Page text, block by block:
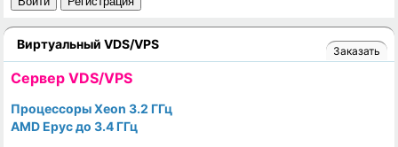
Виртуальный VDS/VPS Заказать
Cервер VDS/VPS
Процессоры Xeon 3.2 ГГц
AMD Epyc до 3.4 ГГц